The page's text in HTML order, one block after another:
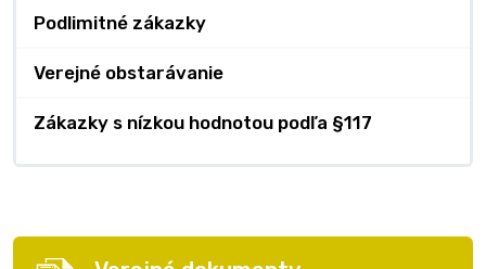
Podlimitné zákazky
Verejné obstarávanie
Zákazky s nízkou hodnotou podľa §117